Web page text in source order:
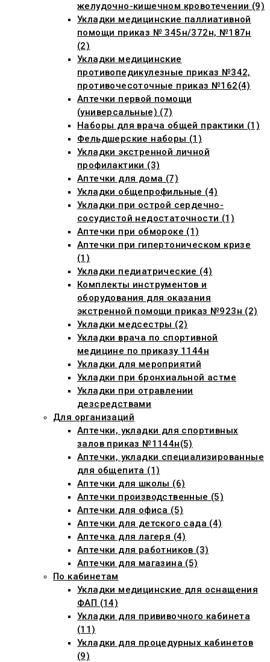
желудочно-кишечном кровотечении (9)
Укладки медицинские паллиативной
помощи приказ № 345н/372н, №187н
(2)
Укладки медицинские
противопедикулезные приказ №342,
противочесоточные приказ №162(4)
Аптечки первой помощи
(универсальные) (7)
Наборы для врача общей практики (1)
Фельдшерские наборы (1)
Укладки экстренной личной
профилактики (3)
Аптечки для дома (7)
Укладки общепрофильные (4)
Укладки при острой сердечно-
сосудистой недостаточности (1)
Аптечки при обмороке (1)
Аптечки при гипертоническом кризе
(1)
Укладки педиатрические (4)
Комплекты инструментов и
оборудования для оказания
экстренной помощи приказ №923н (2)
Укладки медсестры (2)
Укладки врача по спортивной
медицине по приказу 1144н
Укладки для мероприятий
Укладки при бронхиальной астме
Укладки при отравлении
дезсредствами
Для организаций
Аптечки, укладки для спортивных
залов приказ №1144н(5)
Аптечки, укладки специализированные
для общепита (1)
Аптечки для школы (6)
Аптечки производственные (5)
Аптечки для офиса (5)
Аптечки для детского сада (4)
Аптечка для лагеря (4)
Аптечки для работников (3)
Аптечки для магазина (5)
По кабинетам
Укладки медицинские для оснащения
ФАП (14)
Укладки для прививочного кабинета
(11)
Укладки для процедурных кабинетов
(9)